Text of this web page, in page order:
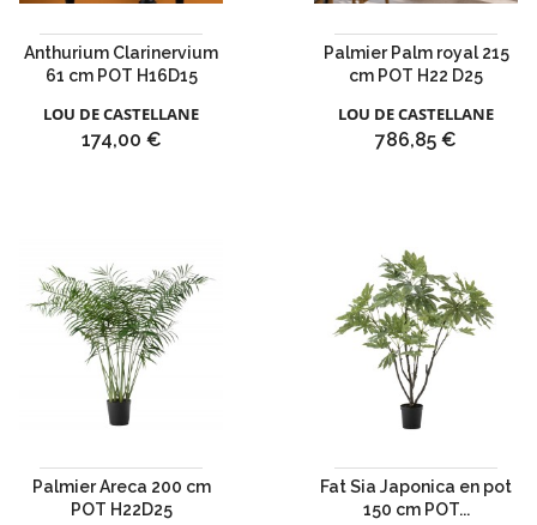
Anthurium Clarinervium
61 cm POT H16D15
LOU DE CASTELLANE
Prix
174,00 €
Palmier Palm royal 215
cm POT H22 D25
LOU DE CASTELLANE
Prix
786,85 €
Palmier Areca 200 cm
POT H22D25
Fat Sia Japonica en pot
150 cm POT...